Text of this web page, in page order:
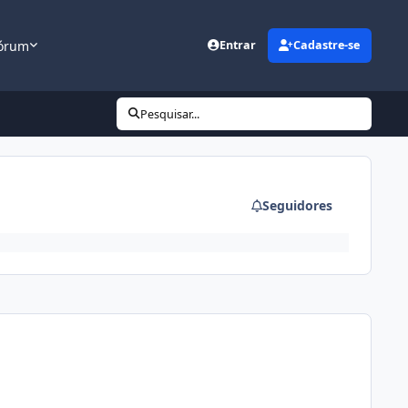
Entrar Cadastre-se
Pesquisar...
Seguidores